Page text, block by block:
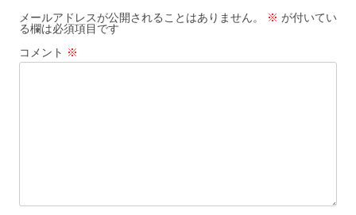
ョ
ン
メールアドレスが公開されることはありません。 ※ が付いてい
る欄は必須項目です
コメント ※